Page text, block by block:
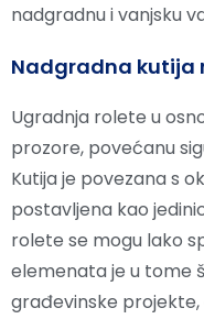
nadgradnu i vanjsku
Nadgradna kutija
Ugradnja rolete u
prozore, povećanu
Kutija je povezana s
postavljena kao
rolete se mogu lako
elemenata je u tome
građevinske projekte,